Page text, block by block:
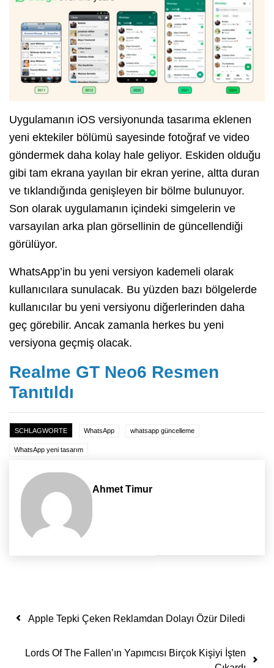
Uygulamanın iOS versiyonunda tasarıma eklenen
yeni ektekiler bölümü sayesinde fotoğraf ve video
göndermek daha kolay hale geliyor. Eskiden olduğu
gibi tam ekrana yayılan bir ekran yerine, altta duran
ve tıklandığında genişleyen bir bölme bulunuyor.
Son olarak uygulamanın içindeki simgelerin ve
varsayılan arka plan görsellinin de güncellendiği
görülüyor.
WhatsApp’in bu yeni versiyon kademeli olarak
kullanıcılara sunulacak. Bu yüzden bazı bölgelerde
kullanıcılar bu yeni versiyonu diğerlerinden daha
geç görebilir. Ancak zamanla herkes bu yeni
versiyona geçmiş olacak.
Realme GT Neo6 Resmen
Tanıtıldı
SCHLAGWORTE WhatsApp whatsapp güncelleme
WhatsApp yeni tasarım
Ahmet Timur
Yazı dolaşımı
Apple Tepki Çeken Reklamdan Dolayı Özür Diledi
Lords Of The Fallen’ın Yapımcısı Birçok Kişiyi İşten